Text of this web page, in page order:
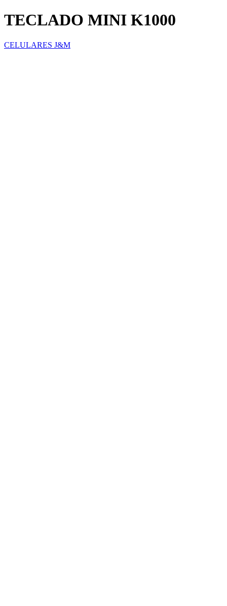
TECLADO MINI K1000
CELULARES J&M